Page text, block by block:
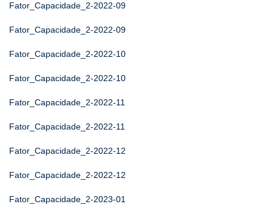
Fator_Capacidade_2-2022-09
Fator_Capacidade_2-2022-09
Fator_Capacidade_2-2022-10
Fator_Capacidade_2-2022-10
Fator_Capacidade_2-2022-11
Fator_Capacidade_2-2022-11
Fator_Capacidade_2-2022-12
Fator_Capacidade_2-2022-12
Fator_Capacidade_2-2023-01